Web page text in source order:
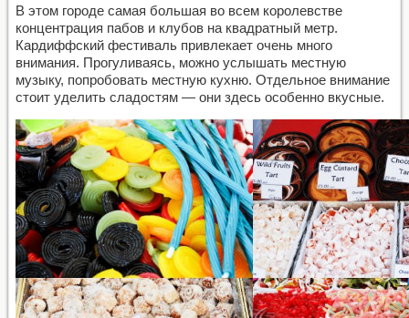
В этом городе самая большая во всем королевстве
концентрация пабов и клубов на квадратный метр.
Кардиффский фестиваль привлекает очень много
внимания. Прогуливаясь, можно услышать местную
музыку, попробовать местную кухню. Отдельное внимание
стоит уделить сладостям — они здесь особенно вкусные.